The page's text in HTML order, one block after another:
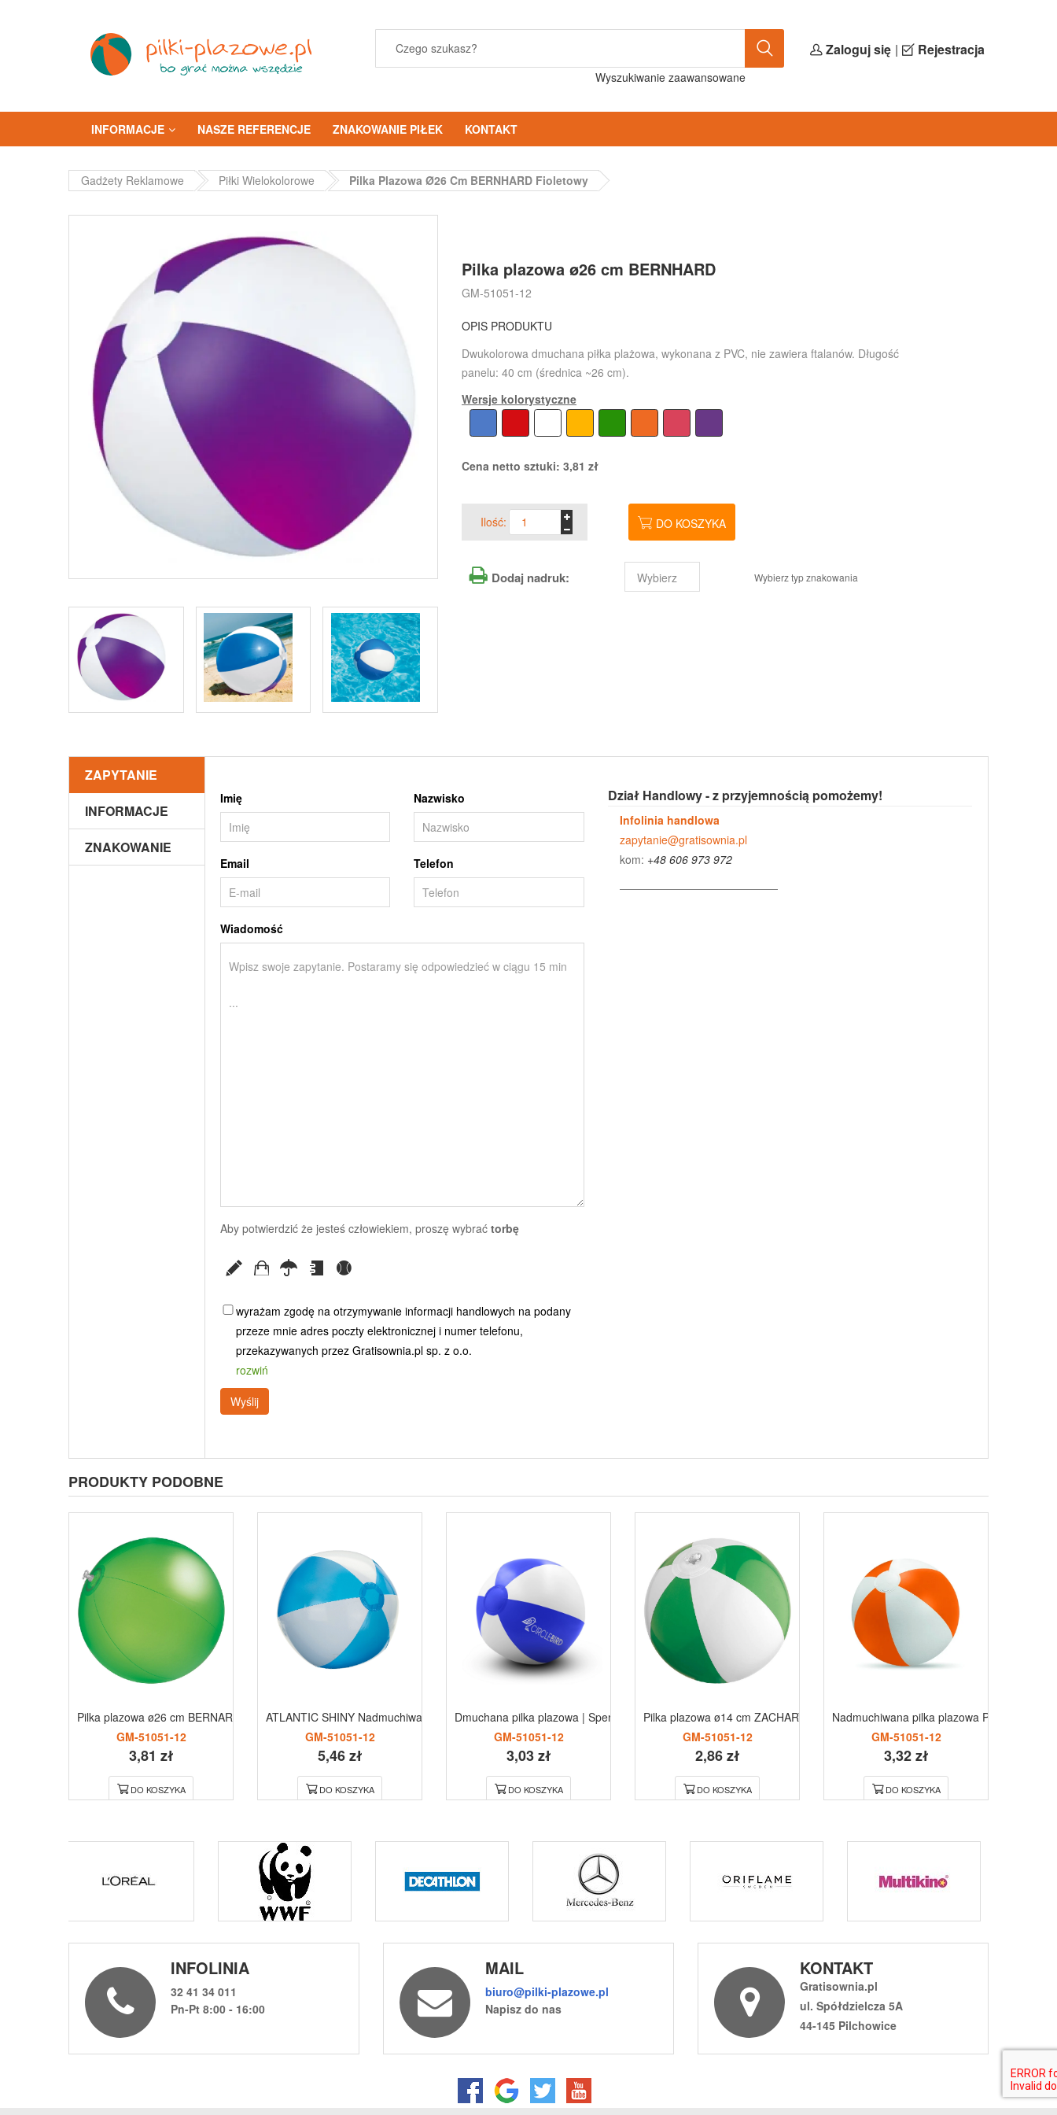
Wyszukiwanie zaawansowane
Zaloguj się | Rejestracja
INFORMACJE NASZE REFERENCJE ZNAKOWANIE PIŁEK KONTAKT
Gadżety Reklamowe Piłki Wielokolorowe Pilka Plazowa Ø26 Cm BERNHARD Fioletowy
Pilka plazowa ø26 cm BERNHARD
GM-51051-12
OPIS PRODUKTU
Dwukolorowa dmuchana piłka plażowa, wykonana z PVC, nie zawiera ftalanów. Długość
panelu: 40 cm (średnica ~26 cm).
Wersje kolorystyczne
Cena netto sztuki: 3,81 zł
Ilość: DO KOSZYKA
Dodaj nadruk: Wybierz typ znakowania
ZAPYTANIE
INFORMACJE
ZNAKOWANIE
Imię Nazwisko
Email Telefon
Wiadomość
Aby potwierdzić że jesteś człowiekiem, proszę wybrać torbę
wyrażam zgodę na otrzymywanie informacji handlowych na podany
przeze mnie adres poczty elektronicznej i numer telefonu,
przekazywanych przez Gratisownia.pl sp. z o.o.
rozwiń
Wyślij
Dział Handlowy - z przyjemnością pomożemy!
Infolinia handlowa
zapytanie@gratisownia.pl
kom: +48 606 973 972
PRODUKTY PODOBNE
Pilka plazowa ø26 cm BERNARDO
GM-51051-12
3,81 zł
DO KOSZYKA
ATLANTIC SHINY Nadmuchiwana pilka plazowa
GM-51051-12
5,46 zł
DO KOSZYKA
Dmuchana pilka plazowa | Spencer
GM-51051-12
3,03 zł
DO KOSZYKA
Pilka plazowa ø14 cm ZACHARY
GM-51051-12
2,86 zł
DO KOSZYKA
Nadmuchiwana pilka plazowa PLAYTIME
GM-51051-12
3,32 zł
DO KOSZYKA
INFOLINIA
32 41 34 011
Pn-Pt 8:00 - 16:00
MAIL
biuro@pilki-plazowe.pl
Napisz do nas
KONTAKT
Gratisownia.pl
ul. Spółdzielcza 5A
44-145 Pilchowice